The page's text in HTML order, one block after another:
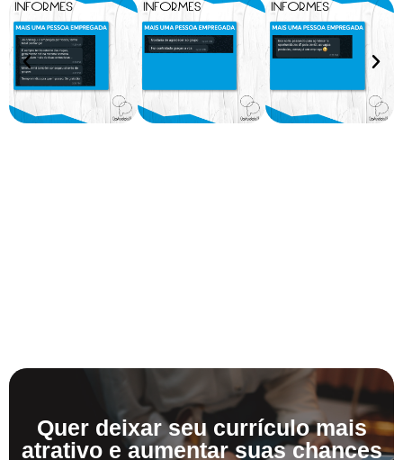
Quer deixar seu currículo mais
atrativo e aumentar suas chances